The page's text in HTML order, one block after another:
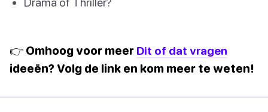
👉 Omhoog voor meer Dit of dat vragen
ideeën? Volg de link en kom meer te weten!